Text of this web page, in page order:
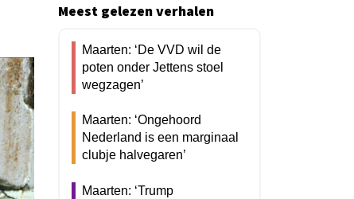
Meest gelezen verhalen
Maarten: ‘De VVD wil de
poten onder Jettens stoel
wegzagen’
Maarten: ‘Ongehoord
Nederland is een marginaal
clubje halvegaren’
Maarten: ‘Trump